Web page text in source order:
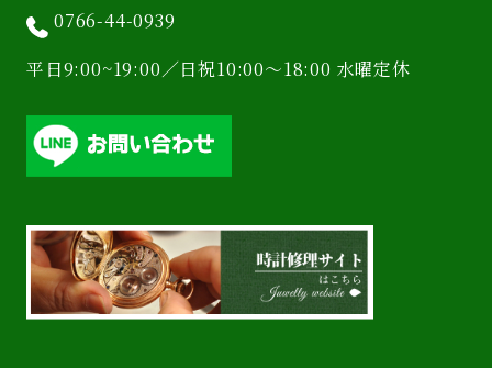
0766-44-0939
平日9:00~19:00／日祝10:00〜18:00 水曜定休